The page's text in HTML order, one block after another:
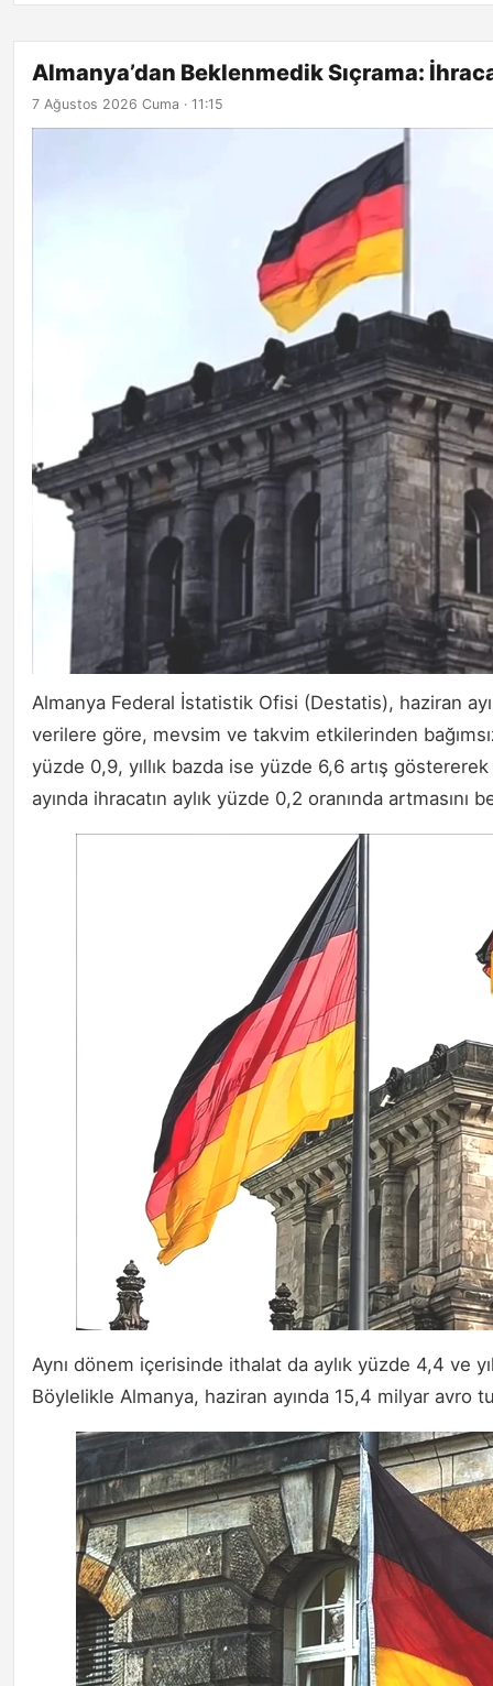
Almanya’dan Beklenmedik Sıçrama:
7 Ağustos 2026 Cuma · 11:15
Almanya Federal İstatistik Ofisi (Destatis), haziran
verilere göre, mevsim ve takvim etkilerinden
yüzde 0,9, yıllık bazda ise yüzde 6,6 artış
ayında ihracatın aylık yüzde 0,2 oranında artmasını
Aynı dönem içerisinde ithalat da aylık yüzde 4,4 ve
Böylelikle Almanya, haziran ayında 15,4 milyar avro